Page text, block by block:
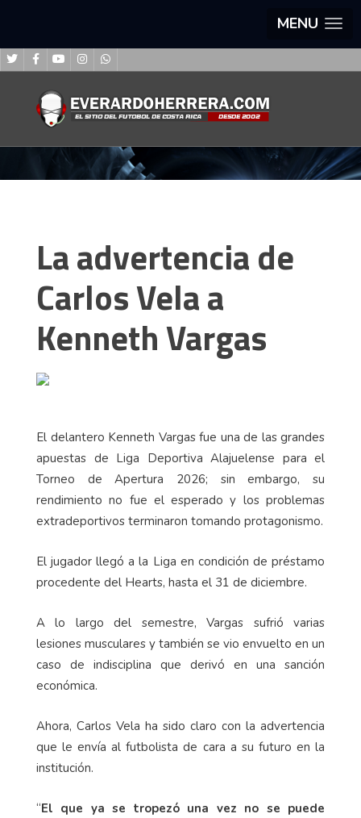
MENU
La advertencia de
Carlos Vela a
Kenneth Vargas
El delantero Kenneth Vargas fue una de las grandes
apuestas de Liga Deportiva Alajuelense para el
Torneo de Apertura 2026; sin embargo, su
rendimiento no fue el esperado y los problemas
extradeportivos terminaron tomando protagonismo.
El jugador llegó a la Liga en condición de préstamo
procedente del Hearts, hasta el 31 de diciembre.
A lo largo del semestre, Vargas sufrió varias
lesiones musculares y también se vio envuelto en un
caso de indisciplina que derivó en una sanción
económica.
Ahora, Carlos Vela ha sido claro con la advertencia
que le envía al futbolista de cara a su futuro en la
institución.
“El que ya se tropezó una vez no se puede